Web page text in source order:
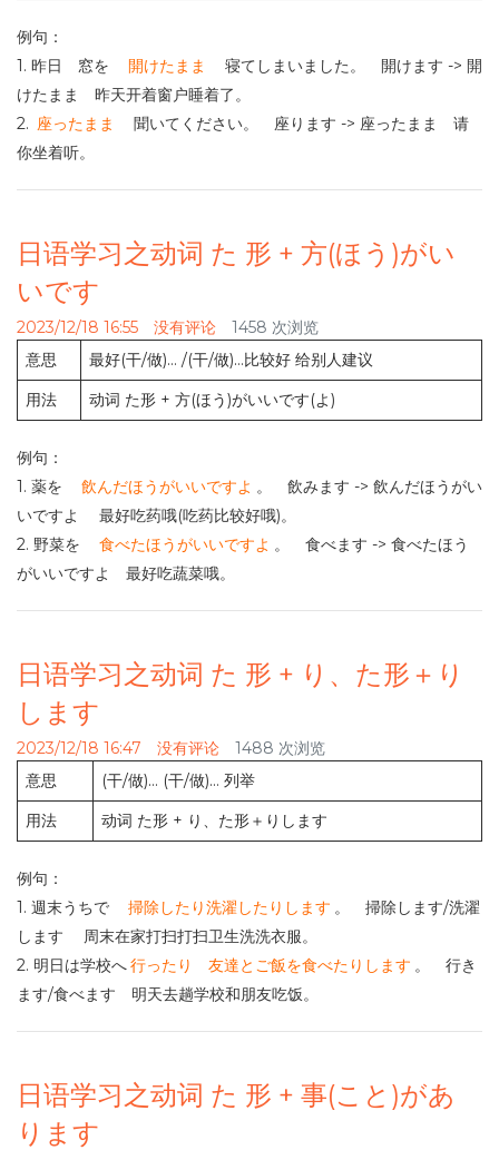
例句：
1. 昨日 窓を
開けたまま
寝てしまいました。 開けます -> 開
けたまま 昨天开着窗户睡着了。
2. 座ったまま
聞いてください。 座ります -> 座ったまま 请
你坐着听。
日语学习之动词 た 形 + 方(ほう)がい
いです
2023/12/18 16:55 没有评论
1458 次浏览
意思
最好(干/做)… /(干/做)…比较好 给别人建议
用法
动词 た形 + 方(ほう)がいいです(よ)
例句：
1. 薬を
飲んだほうがいいですよ 。 飲みます -> 飲んだほうがい
いですよ 最好吃药哦(吃药比较好哦)。
2. 野菜を
食べたほうがいいですよ 。 食べます -> 食べたほう
がいいですよ 最好吃蔬菜哦。
日语学习之动词 た 形 + り、た形＋り
します
2023/12/18 16:47 没有评论
1488 次浏览
意思
(干/做)… (干/做)… 列举
用法
动词 た形 + り、た形＋りします
例句：
1. 週末うちで
掃除したり洗濯したりします 。 掃除します/洗濯
します 周末在家打扫打扫卫生洗洗衣服。
2. 明日は学校へ行ったり 友達とご飯を食べたりします 。 行き
ます/食べます 明天去趟学校和朋友吃饭。
日语学习之动词 た 形 + 事(こと)があ
ります